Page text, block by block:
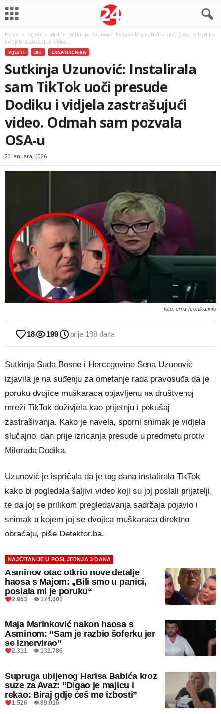
Home Vijesti BiH
Sutkinja Uzunović: Instalirala sam TikTok uoči presude Dodiku
i vidjela zastrašujući video....
VIJESTI BIH CRNA HRONIKA
Sutkinja Uzunović: Instalirala
sam TikTok uoči presude
Dodiku i vidjela zastrašujući
video. Odmah sam pozvala
OSA-u
20 Januara, 2026
foto: crna-hronika.info
18 199 prije 198 dana
Sutkinja Suda Bosne i Hercegovine Sena Uzunović
izjavila je na suđenju za ometanje rada pravosuđa da je
poruku dvojice muškaraca objavljenu na društvenoj
mreži TikTok doživjela kao prijetnju i pokušaj
zastrašivanja. Kako je navela, sporni snimak je vidjela
slučajno, dan prije izricanja presude u predmetu protiv
Milorada Dodika.
Uzunović je ispričala da je tog dana instalirala TikTok
kako bi pogledala šaljivi video koji su joj poslali prijatelji,
te da joj se prilikom pregledavanja sadržaja pojavio i
snimak u kojem joj se dvojica muškaraca direktno
obraćaju, piše Detektor.ba.
NAJČITANIJE U POSLJEDNJA 3 DANA
Asminov otac otkrio nove detalje
haosa s Majom: „Bili smo u panici,
poslala mi je poruku“
2.953 👁 174.001
Maja Marinković nakon haosa s
Asminom: “Sam je razbio šoferku jer
se iznervirao”
2.311 👁 131.786
Supruga ubijenog Harisa Babića kroz
suze za Avaz: “Digao je majicu i
rekao: Biraj gdje ćeš me izbosti”
1.526 👁 89.016